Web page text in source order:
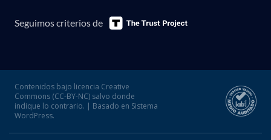
Seguimos criterios de
Contenidos bajo licencia Creative
Commons (CC-BY-NC) salvo donde
indique lo contrario. | Basado en Sistema
WordPress.